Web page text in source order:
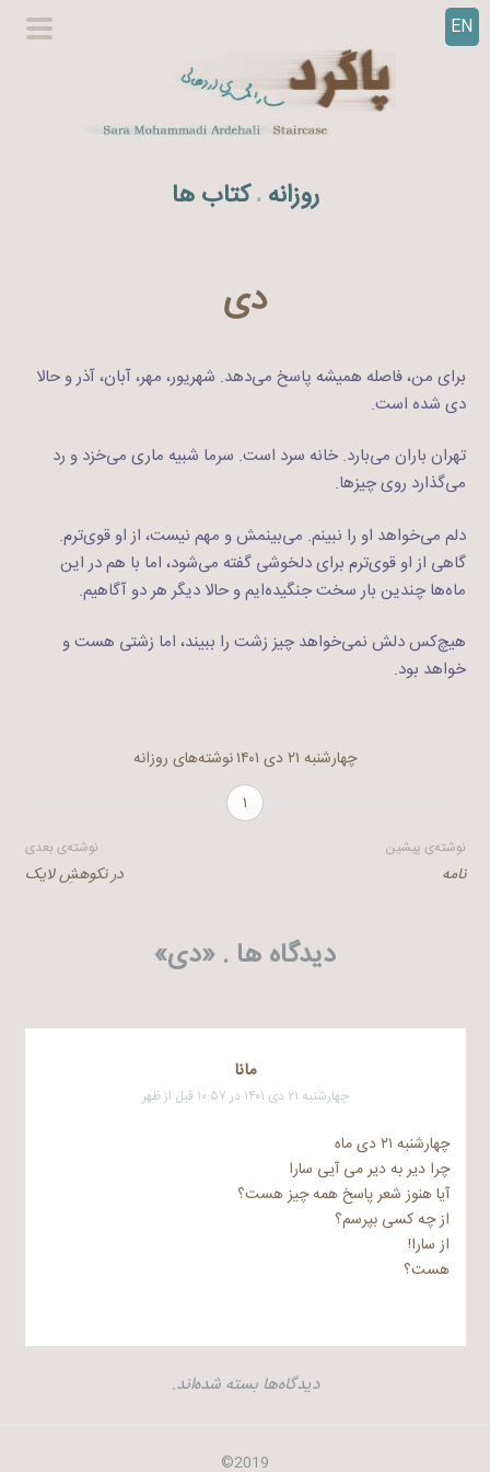
EN
روزانه . کتاب ها
دی
برای من، فاصله همیشه پاسخ می‌دهد. شهریور، مهر، آبان، آذر و حالا
دی شده است.
تهران باران می‌بارد. خانه سرد است. سرما شبیه ماری می‌خزد و رد
می‌گذارد روی چیزها.
دلم می‌خواهد او را نبینم. می‌بینمش و مهم نیست، از او قوی‌ترم.
گاهی از او قوی‌ترم برای دلخوشی گفته می‌شود، اما با هم در این
ماه‌ها چندین بار سخت جنگیده‌ایم و حالا دیگر هر دو آگاهیم.
هیچ‌کس دلش نمی‌خواهد چیز زشت را ببیند، اما زشتی هست و
خواهد بود.
چهارشنبه ۲۱ دی ۱۴۰۱
نوشته‌های روزانه
۱
راهبری
نوشته‌ی پیشین
نامه
نوشته‌ی بعدی
در نکوهشِ لایک
دیدگاه ها . «دی»
مانا
چهارشنبه ۲۱ دی ۱۴۰۱ در ۱۰:۵۷ قبل از ظهر
چهارشنبه ۲۱ دی ماه
چرا دیر به دیر می آیی سارا
آیا هنوز شعر پاسخ همه چیز هست؟
از چه کسی بپرسم؟
از سارا!
هست؟
دیدگاه‌ها بسته شده‌اند.
2019©